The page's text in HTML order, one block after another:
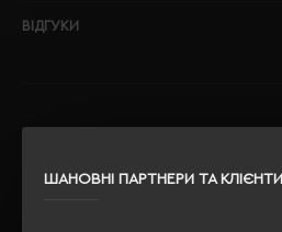
ШАНОВНІ ПАРТНЕРИ ТА
ВІДГУКИ